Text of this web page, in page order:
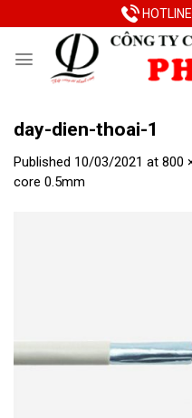
to
HOTLINE
day-dien-thoai-1
Published 10/03/2021 at 800
core 0.5mm